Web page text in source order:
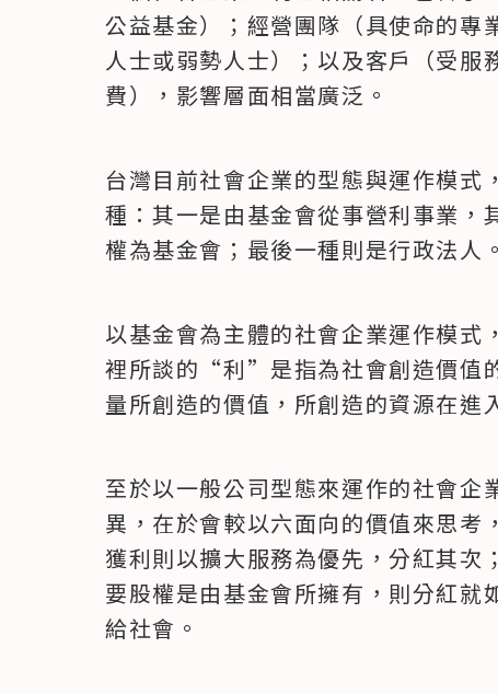
公益基金）；經營團隊（具使命的專
人士或弱勢人士）；以及客戶（受服
費），影響層面相當廣泛。
台灣目前社會企業的型態與運作模式
種：其一是由基金會從事營利事業，
權為基金會；最後一種則是行政法人。
以基金會為主體的社會企業運作模
裡所談的“利”是指為社會創造價值
量所創造的價值，所創造的資源在進
至於以一般公司型態來運作的社會企
異，在於會較以六面向的價值來思考
獲利則以擴大服務為優先，分紅其次
要股權是由基金會所擁有，則分紅就
給社會。